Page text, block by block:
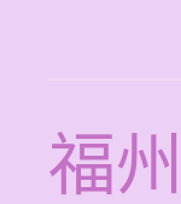
福